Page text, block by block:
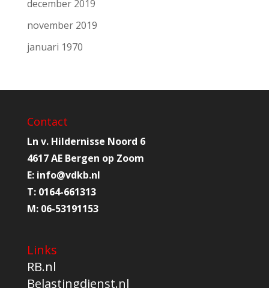
december 2019
november 2019
januari 1970
Contact
Ln v. Hildernisse Noord 6
4617 AE Bergen op Zoom
E: info@vdkb.nl
T: 0164-661313
M: 06-53191153
Links
RB.nl
Belastingdienst.nl